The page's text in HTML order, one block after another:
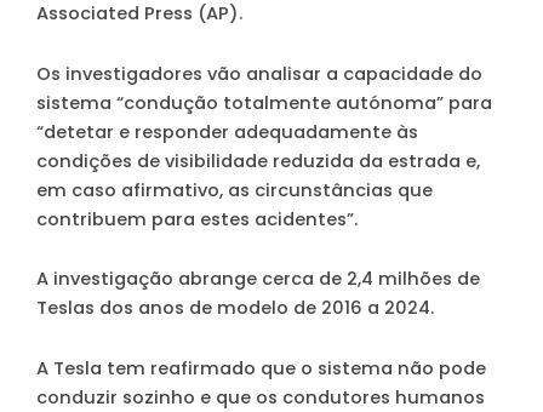
Associated Press (AP).
Os investigadores vão analisar a capacidade do
sistema “condução totalmente autónoma” para
“detetar e responder adequadamente às
condições de visibilidade reduzida da estrada e,
em caso afirmativo, as circunstâncias que
contribuem para estes acidentes”.
A investigação abrange cerca de 2,4 milhões de
Teslas dos anos de modelo de 2016 a 2024.
A Tesla tem reafirmado que o sistema não pode
conduzir sozinho e que os condutores humanos